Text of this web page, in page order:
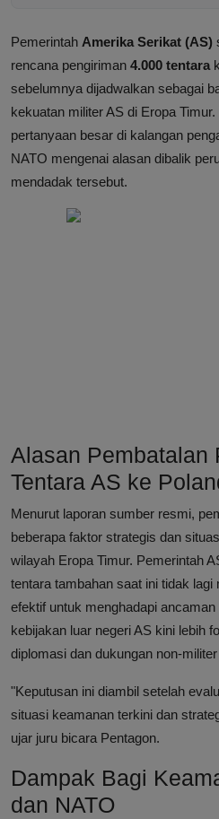
Pemerintah Amerika Serikat (AS)
rencana pengiriman 4.000 tentara
sebelumnya dijadwalkan sebagai
kekuatan militer AS di Eropa
pertanyaan besar di kalangan
NATO mengenai alasan dibalik
mendadak tersebut.
Alasan Pembatalan
Tentara AS ke
Menurut laporan sumber resmi,
beberapa faktor strategis dan
wilayah Eropa Timur. Pemerintah
tentara tambahan saat ini tidak
efektif untuk menghadapi
kebijakan luar negeri AS kini lebih
diplomasi dan dukungan non-
"Keputusan ini diambil setelah
situasi keamanan terkini dan
ujar juru bicara Pentagon.
Dampak Bagi
dan NATO